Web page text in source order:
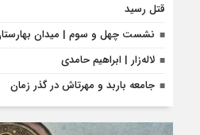
قتل رسید
نشست چهل و سوم | میدان
لاله‌زار | ابراهیم حامدی
جامعه باربد و مهرتاش در گذر زمان